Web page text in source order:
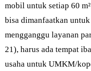
mobil untuk setiap 60
bisa dimanfaatkan
mengganggu layanan
21), harus ada tempat
usaha untuk UMKM/